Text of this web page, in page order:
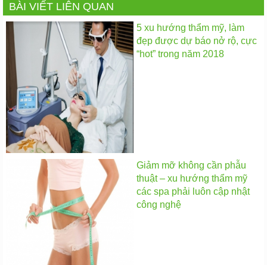
BÀI VIẾT LIÊN QUAN
5 xu hướng thẩm mỹ, làm
đẹp được dự báo nở rộ, cực
“hot” trong năm 2018
Giảm mỡ không cần phẫu
thuật – xu hướng thẩm mỹ
các spa phải luôn cập nhật
công nghệ